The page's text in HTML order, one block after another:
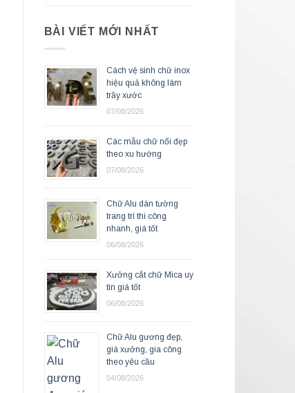
BÀI VIẾT MỚI NHẤT
Cách vệ sinh chữ inox
hiệu quả không làm
trầy xước
07/08/2026
Các mẫu chữ nổi đẹp
theo xu hướng
07/08/2026
Chữ Alu dán tường
trang trí thi công
nhanh, giá tốt
06/08/2026
Xưởng cắt chữ Mica uy
tín giá tốt
06/08/2026
Chữ Alu gương đẹp,
giá xưởng, gia công
theo yêu cầu
04/08/2026